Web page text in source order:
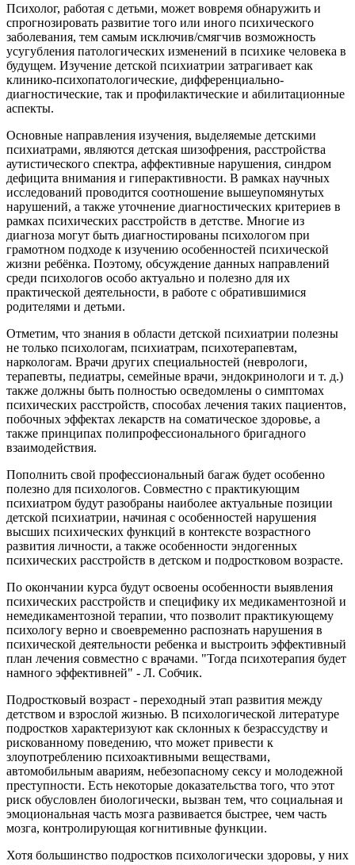
Психолог, работая с детьми, может вовремя обнаружить и
спрогнозировать развитие того или иного психического
заболевания, тем самым исключив/смягчив возможность
усугубления патологических изменений в психике человека в
будущем. Изучение детской психиатрии затрагивает как
клинико-психопатологические, дифференциально-
диагностические, так и профилактические и абилитационные
аспекты.
Основные направления изучения, выделяемые детскими
психиатрами, являются детская шизофрения, расстройства
аутистического спектра, аффективные нарушения, синдром
дефицита внимания и гиперактивности. В рамках научных
исследований проводится соотношение вышеупомянутых
нарушений, а также уточнение диагностических критериев в
рамках психических расстройств в детстве. Многие из
диагноза могут быть диагностированы психологом при
грамотном подходе к изучению особенностей психической
жизни ребёнка. Поэтому, обсуждение данных направлений
среди психологов особо актуально и полезно для их
практической деятельности, в работе с обратившимися
родителями и детьми.
Отметим, что знания в области детской психиатрии полезны
не только психологам, психиатрам, психотерапевтам,
наркологам. Врачи других специальностей (неврологи,
терапевты, педиатры, семейные врачи, эндокринологи и т. д.)
также должны быть полностью осведомлены о симптомах
психических расстройств, способах лечения таких пациентов,
побочных эффектах лекарств на соматическое здоровье, а
также принципах полипрофессионального бригадного
взаимодействия.
Пополнить свой профессиональный багаж будет особенно
полезно для психологов. Совместно с практикующим
психиатром будут разобраны наиболее актуальные позиции
детской психиатрии, начиная с особенностей нарушения
высших психических функций в контексте возрастного
развития личности, а также особенности эндогенных
психических расстройств в детском и подростковом возрасте.
По окончании курса будут освоены особенности выявления
психических расстройств и специфику их медикаментозной и
немедикаментозной терапии, что позволит практикующему
психологу верно и своевременно распознать нарушения в
психической деятельности ребенка и выстроить эффективный
план лечения совместно с врачами. "Тогда психотерапия будет
намного эффективней" - Л. Собчик.
Подростковый возраст - переходный этап развития между
детством и взрослой жизнью. В психологической литературе
подростков характеризуют как склонных к безрассудству и
рискованному поведению, что может привести к
злоупотреблению психоактивными веществами,
автомобильным авариям, небезопасному сексу и молодежной
преступности. Есть некоторые доказательства того, что этот
риск обусловлен биологически, вызван тем, что социальная и
эмоциональная часть мозга развивается быстрее, чем часть
мозга, контролирующая когнитивные функции.
Хотя большинство подростков психологически здоровы, у них